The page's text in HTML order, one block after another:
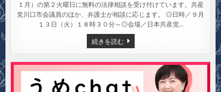
１月）の第２火曜日に無料の法律相談を受け付けています。共産
党川口市会議員のほか、弁護士が相談に応じます。 ◎日時／９月
１３日（火）１８時３０分～◎会場／日本共産党…
続きを読む無
料
法
相
談
を
９